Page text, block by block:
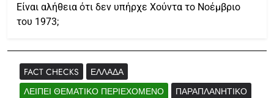
Είναι αλήθεια ότι δεν υπήρχε Χούντα το Νοέμβριο
του 1973;
FACT CHECKS
ΕΛΛΆΔΑ
ΛΕΊΠΕΙ ΘΕΜΑΤΙΚΌ ΠΕΡΙΕΧΌΜΕΝΟ
ΠΑΡΑΠΛΑΝΗΤΙΚΌ